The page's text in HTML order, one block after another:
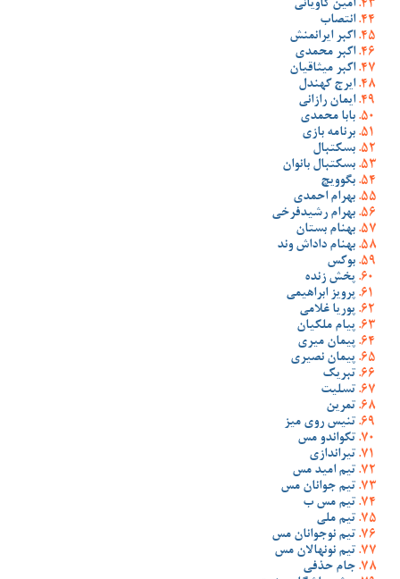
امین کاویانی
انتصاب
اکبر ایرانمنش
اکبر محمدی
اکبر میثاقیان
ایرج کهندل
ایمان رازانی
بابا محمدی
برنامه بازی
بسکتبال
بسکتبال بانوان
بگوویچ
بهرام احمدی
بهرام رشیدفرخی
بهنام بستان
بهنام داداش وند
بوکس
پخش زنده
پرویز ابراهیمی
پوریا غلامی
پیام ملکیان
پیمان میری
پیمان نصیری
تبریک
تسلیت
تمرین
تنیس روی میز
تکواندو مس
تیراندازی
تیم امید مس
تیم جوانان مس
تیم مس ب
تیم ملی
تیم نوجوانان مس
تیم نونهالان مس
جام حذفی